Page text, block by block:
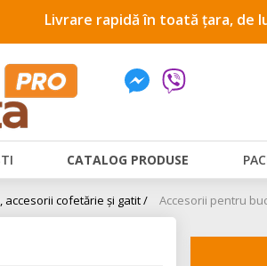
Livrare rapidă în toată țara, de
CATALOG PRODUSE
accesorii cofetărie și gatit / Accesorii pentru